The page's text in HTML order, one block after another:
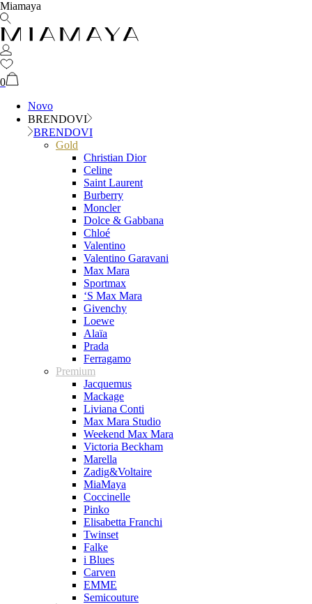
Miamaya
0
Novo
BRENDOVI
BRENDOVI
Gold
Christian Dior
Celine
Saint Laurent
Burberry
Moncler
Dolce & Gabbana
Chloé
Valentino
Valentino Garavani
Max Mara
Sportmax
‘S Max Mara
Givenchy
Loewe
Alaïa
Prada
Ferragamo
Premium
Jacquemus
Mackage
Liviana Conti
Max Mara Studio
Weekend Max Mara
Victoria Beckham
Marella
Zadig&Voltaire
MiaMaya
Coccinelle
Pinko
Elisabetta Franchi
Twinset
Falke
i Blues
Carven
EMME
Semicouture